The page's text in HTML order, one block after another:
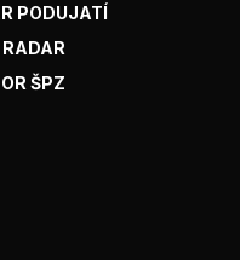
PODUJATÍ
ŠPZ